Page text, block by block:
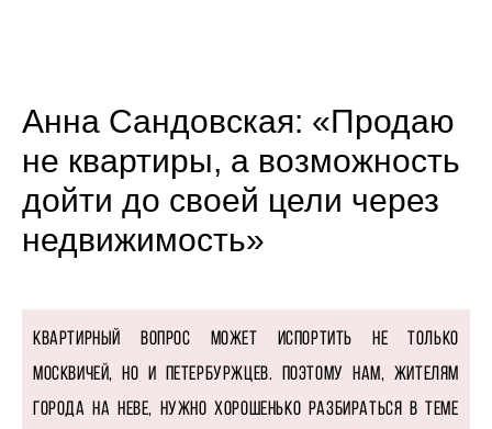
Анна Сандовская: «Продаю
не квартиры, а возможность
дойти до своей цели через
недвижимость»
Квартирный вопрос может испортить не только
москвичей, но и петербуржцев. Поэтому нам, жителям
города на Неве, нужно хорошенько разбираться в теме